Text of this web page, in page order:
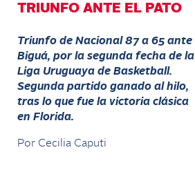
TRIUNFO ANTE EL PATO
Triunfo de Nacional 87 a 65 ante
Biguá, por la segunda fecha de la
Liga Uruguaya de Basketball.
Segunda partido ganado al hilo,
tras lo que fue la victoria clásica
en Florida.
Por Cecilia Caputi